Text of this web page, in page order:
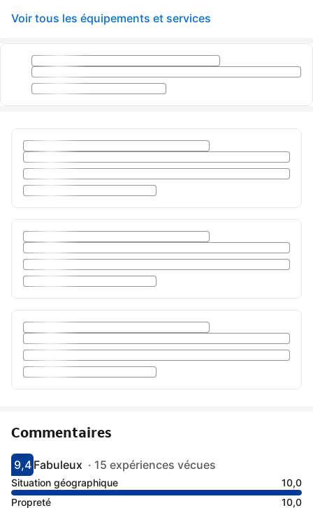
Voir tous les équipements et services
Commentaires
Avec une note de 9.4
9,4
fabuleuxFabuleux · 15 expériences vécues
Situation géographique
10,0
Propreté
10,0